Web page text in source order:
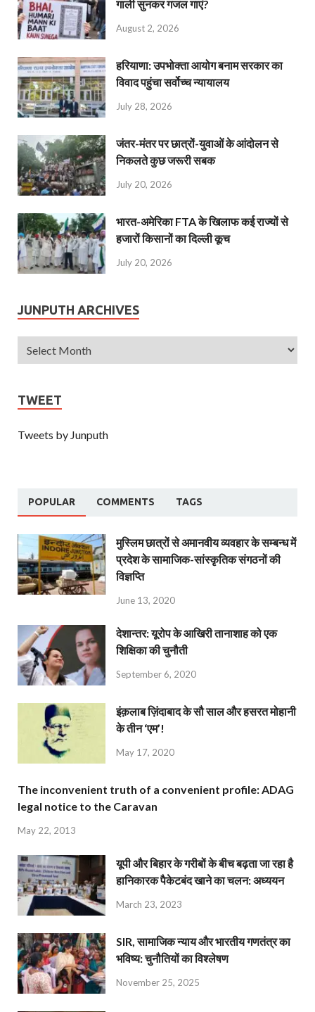
गाली सुनकर गजल गाएं?
August 2, 2026
हरियाणा: उपभोक्ता आयोग बनाम सरकार का
विवाद पहुंचा सर्वोच्च न्यायालय
July 28, 2026
जंतर-मंतर पर छात्रों-युवाओं के आंदोलन से
निकलते कुछ जरूरी सबक
July 20, 2026
भारत-अमेरिका FTA के खिलाफ कई राज्यों से
हजारों किसानों का दिल्ली कूच
July 20, 2026
JUNPUTH ARCHIVES
TWEET
Tweets by Junputh
POPULAR COMMENTS TAGS
मुस्लिम छात्रों से अमानवीय व्यवहार के सम्बन्ध में
प्रदेश के सामाजिक-सांस्कृतिक संगठनों की
विज्ञप्ति
June 13, 2020
देशान्‍तर: यूरोप के आखिरी तानाशाह को एक
शिक्षिका की चुनौती
September 6, 2020
इंक़लाब ज़िंदाबाद के सौ साल और हसरत मोहानी
के तीन ‘एम’!
May 17, 2020
The inconvenient truth of a convenient profile: ADAG
legal notice to the Caravan
May 22, 2013
यूपी और बिहार के गरीबों के बीच बढ़ता जा रहा है
हानिकारक पैकेटबंद खाने का चलन: अध्ययन
March 23, 2023
SIR, सामाजिक न्याय और भारतीय गणतंत्र का
भविष्य: चुनौतियों का विश्लेषण
November 25, 2025